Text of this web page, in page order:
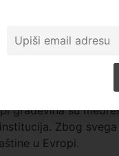
II. Smeštena je u
Posebnost ove
skoro 32
se otvoreno
građevina su
Zbog
u Evropi.